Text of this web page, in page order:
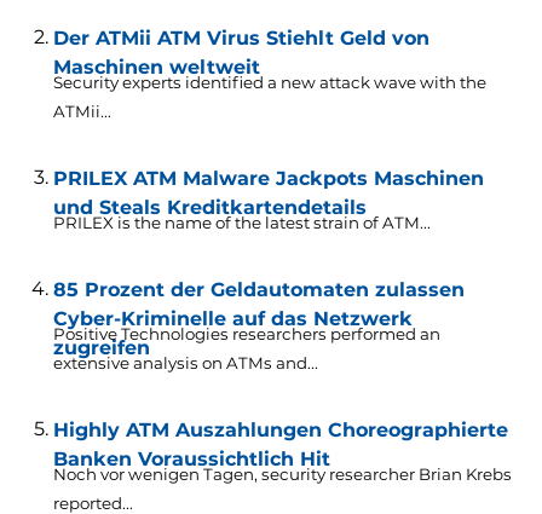
Der ATMii ATM Virus Stiehlt Geld von
Maschinen weltweit
Security experts identified a new attack wave with the
ATMii...
PRILEX ATM Malware Jackpots Maschinen
und Steals Kreditkartendetails
PRILEX is the name of the latest strain of ATM...
85 Prozent der Geldautomaten zulassen
Cyber-Kriminelle auf das Netzwerk
zugreifen
Positive Technologies researchers performed an
extensive analysis on ATMs and...
Highly ATM Auszahlungen Choreographierte
Banken Voraussichtlich Hit
Noch vor wenigen Tagen, security researcher Brian Krebs
reported...